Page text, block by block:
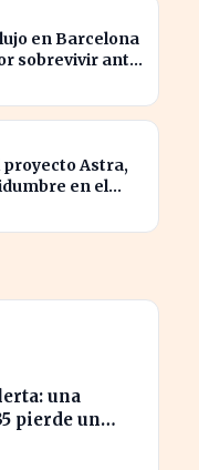
en Barcelona
sobrevivir ante
Astra,
en el
una
pierde un